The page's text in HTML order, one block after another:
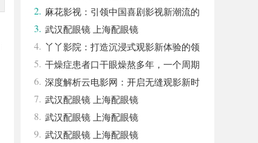
台的全新体验
2. 麻花影视：引领中国喜剧影视新潮流的
创新力量
3. 武汉配眼镜 上海配眼镜
4. 丫丫影院：打造沉浸式观影新体验的领
先平台
5. 干燥症患者口干眼燥熬多年，一个周期
缓过来？老中医：一张辨证方对症，身体找
回津液
6. 深度解析云电影网：开启无缝观影新时
代的网络平台
7. 武汉配眼镜 上海配眼镜
8. 武汉配眼镜 上海配眼镜
9. 武汉配眼镜 上海配眼镜